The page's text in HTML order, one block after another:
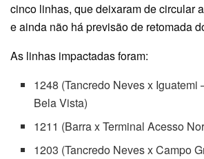
cinco linhas, que deixaram de circular
e ainda não há previsão de retomada
As linhas impactadas foram:
1248 (Tancredo Neves x Iguatemi
Bela Vista)
1211 (Barra x Terminal Acesso
1203 (Tancredo Neves x Campo